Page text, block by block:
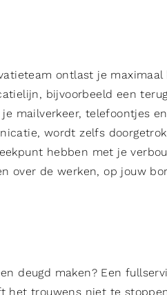
ontlast je
bijvoorbeeld een
je mailverkeer, telefoontjes
wordt zelfs
hebben met je
over de werken, op jouw
deugd maken? Een
het trouwens niet te